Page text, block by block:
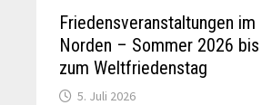
Friedensveranstaltungen im
Norden – Sommer 2026 bis
zum Weltfriedenstag
5. Juli 2026